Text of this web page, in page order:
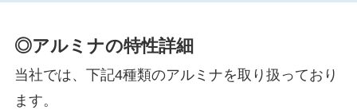
◎アルミナの特性詳細
当社では、下記4種類のアルミナを取り扱っており
ます。